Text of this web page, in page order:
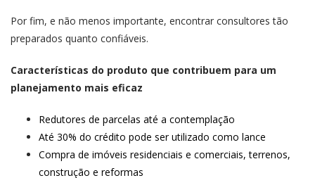
Por fim, e não menos importante, encontrar consultores tão
preparados quanto confiáveis.
Características do produto que contribuem para um
planejamento mais eficaz
Redutores de parcelas até a contemplação
Até 30% do crédito pode ser utilizado como lance
Compra de imóveis residenciais e comerciais, terrenos,
construção e reformas